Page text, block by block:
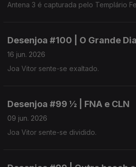
Antena 3 é capturada pelo Templário
Desenjoa #100 | O Grande Dia
16 jun. 2026
Joa Vitor sente-se exaltado.
Desenjoa #99 ½ | FNA e CLN
09 jun. 2026
Joa Vitor sente-se dividido.